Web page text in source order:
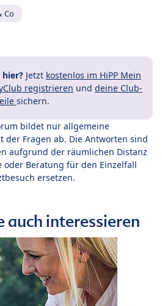
Co
hier? Jetzt kostenlos im HiPP Mein
registrieren und deine Club-
sichern.
bildet nur allgemeine
Fragen ab. Die Antworten sind
aufgrund der räumlichen Distanz
oder Beratung für den Einzelfall
ersetzen.
auch interessieren